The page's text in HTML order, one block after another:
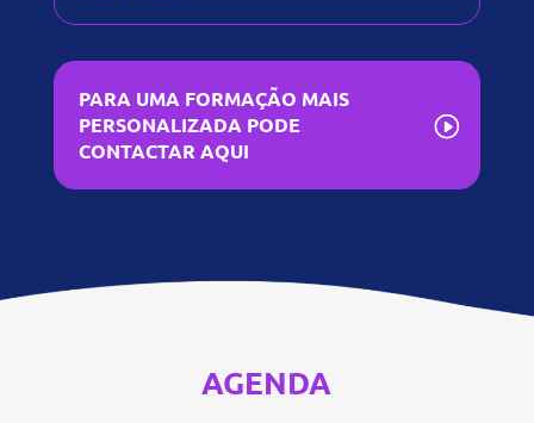
PARA UMA FORMAÇÃO MAIS
PERSONALIZADA PODE
CONTACTAR AQUI
AGENDA